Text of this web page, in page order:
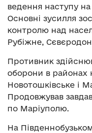
ведення наступу
Основні зусилля
контролю над
Рубіжне,
Противник
оборони в районах
Новотошківське і
Продовжував
по Маріуполю.
На